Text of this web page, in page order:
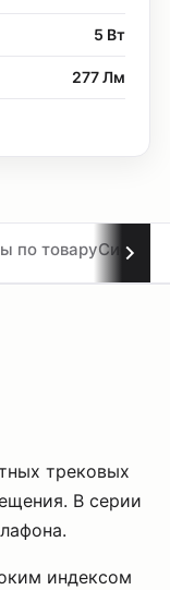
5 Вт
277 Лм
по товару
трековых
В серии
индексом